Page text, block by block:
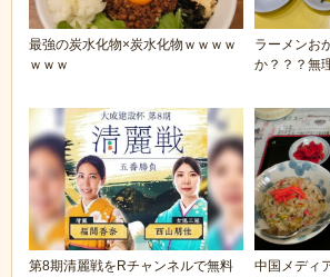
最強の炭水化物×炭水化物ｗｗｗｗ
ｗｗｗ
ラーメンお
か？？？無
第8期清麗戦をRチャンネルで無料
中国メディ